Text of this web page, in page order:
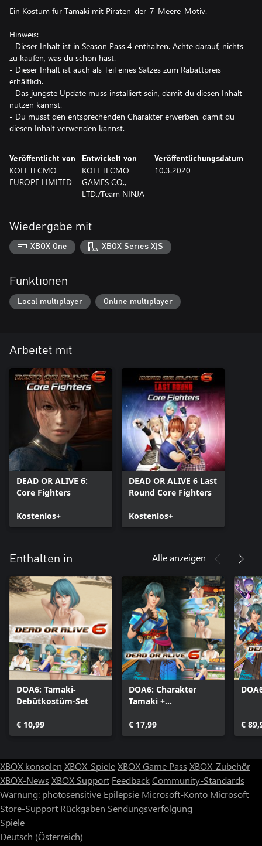
Ein Kostüm für Tamaki mit Piraten-der-7-Meere-Motiv.
Hinweis:
- Dieser Inhalt ist in Season Pass 4 enthalten. Achte darauf, nichts
zu kaufen, was du schon hast.
- Dieser Inhalt ist auch als Teil eines Satzes zum Rabattpreis
erhältlich.
- Das jüngste Update muss installiert sein, damit du diesen Inhalt
nutzen kannst.
- Du musst den entsprechenden Charakter erwerben, damit du
diesen Inhalt verwenden kannst.
Veröffentlicht von
KOEI TECMO
EUROPE LIMITED
Entwickelt von
KOEI TECMO
GAMES CO.,
LTD./Team NINJA
Veröffentlichungsdatum
10.3.2020
Wiedergabe mit
XBOX One XBOX Series X|S
Funktionen
Local multiplayer Online multiplayer
Arbeitet mit
DEAD OR ALIVE 6:
Core Fighters
Kostenlos+
DEAD OR ALIVE 6 Last
Round Core Fighters
Kostenlos+
Enthalten in Alle anzeigen
DOA6: Tamaki-
Debütkostüm-Set
€ 10,99
DOA6: Charakter
Tamaki +
€ 17,99
€
XBOX konsolen XBOX-SpieleXBOX Game Pass XBOX-Zubehör
XBOX-News XBOX Support FeedbackCommunity-Standards
Warnung: photosensitive Epilepsie Microsoft-Konto Microsoft
Store-Support Rückgaben Sendungsverfolgung
Spiele
Deutsch (Österreich)